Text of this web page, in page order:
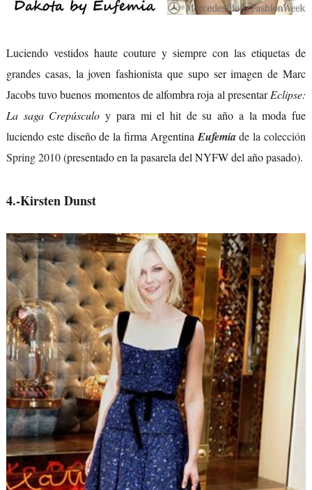
Luciendo vestidos haute couture y siempre con las etiquetas de
grandes casas, la joven fashionista que supo ser imagen de Marc
Jacobs tuvo buenos momentos de alfombra roja al presentarEclipse:
La saga Crepúsculo y para mi el hit de su año a la moda fue
luciendo este diseño de la firma ArgentinaEufemiade la colección
Spring 2010(presentado en la pasarela del NYFW del año pasado).
4.-Kirsten Dunst